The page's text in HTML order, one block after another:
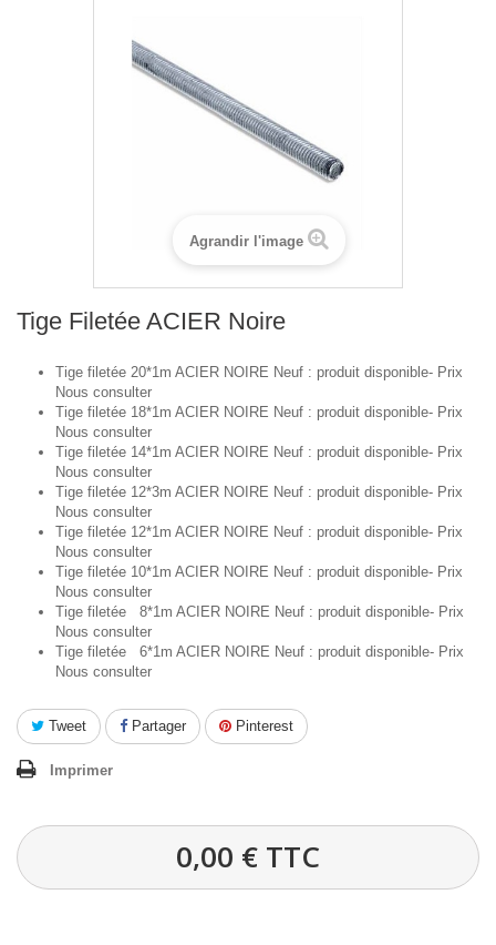
Agrandir l'image
Tige Filetée ACIER Noire
Tige filetée 20*1m ACIER NOIRE Neuf : produit disponible- Prix
Nous consulter
Tige filetée 18*1m ACIER NOIRE Neuf : produit disponible- Prix
Nous consulter
Tige filetée 14*1m ACIER NOIRE Neuf : produit disponible- Prix
Nous consulter
Tige filetée 12*3m ACIER NOIRE Neuf : produit disponible- Prix
Nous consulter
Tige filetée 12*1m ACIER NOIRE Neuf : produit disponible- Prix
Nous consulter
Tige filetée 10*1m ACIER NOIRE Neuf : produit disponible- Prix
Nous consulter
Tige filetée 8*1m ACIER NOIRE Neuf : produit disponible- Prix
Nous consulter
Tige filetée 6*1m ACIER NOIRE Neuf : produit disponible- Prix
Nous consulter
Tweet Partager Pinterest
Imprimer
0,00 € TTC